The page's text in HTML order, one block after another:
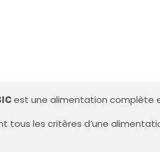
est une alimentation complète
tous les critères d’une